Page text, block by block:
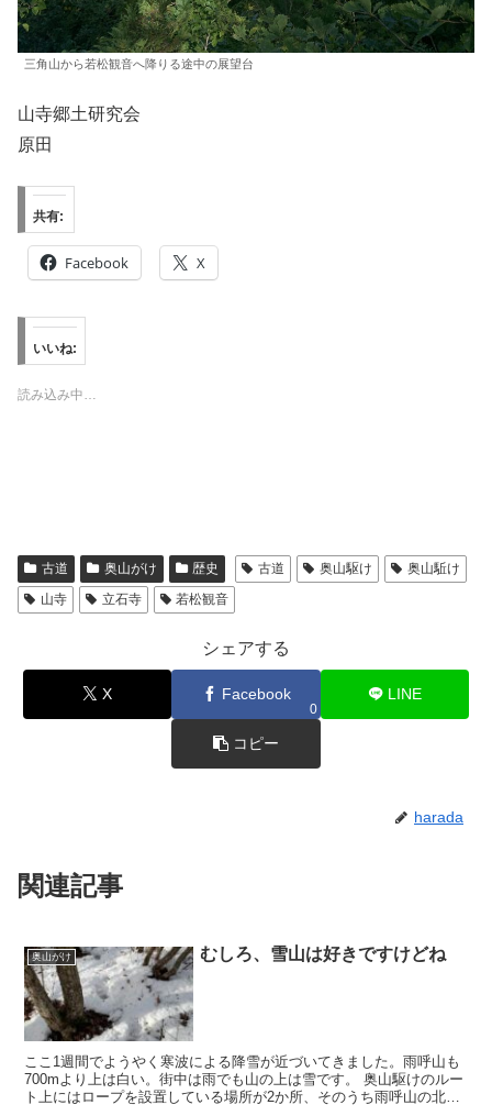
三角山から若松観音へ降りる途中の展望台
山寺郷土研究会
原田
共有:
Facebook X
いいね:
読み込み中…
古道 奥山がけ 歴史 古道 奥山駆け
奥山駈け
山寺
立石寺 若松観音
シェアする
X Facebook
0
LINE
コピー
harada
関連記事
奥山がけ むしろ、雪山は好きですけどね
ここ1週間でようやく寒波による降雪が近づいてきました。雨呼山も
700mより上は白い。街中は雨でも山の上は雪です。 奥山駆けのルー
ト上にはロープを設置している場所が2か所、そのうち雨呼山の北直